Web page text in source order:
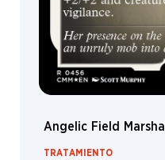
Hughes
Jack
Wang
Jack
Jaime
Jones
Angelic Field Marshal
TRATAMIENTO